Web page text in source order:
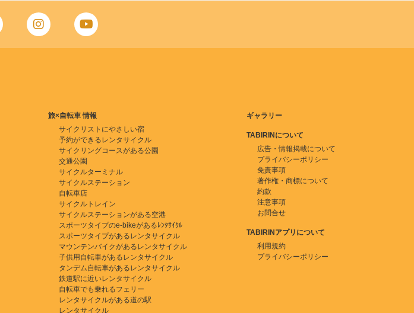
旅×自転車 情報
サイクリストにやさしい宿
予約ができるレンタサイクル
サイクリングコースがある公園
交通公園
サイクルターミナル
サイクルステーション
自転車店
サイクルトレイン
サイクルステーションがある空港
スポーツタイプのe-bikeがあるﾚﾝﾀｻｲｸﾙ
スポーツタイプがあるレンタサイクル
マウンテンバイクがあるレンタサイクル
子供用自転車があるレンタサイクル
タンデム自転車があるレンタサイクル
鉄道駅に近いレンタサイクル
自転車でも乗れるフェリー
レンタサイクルがある道の駅
レンタサイクル
ギャラリー
TABIRINについて
広告・情報掲載について
プライバシーポリシー
免責事項
著作権・商標について
約款
注意事項
お問合せ
TABIRINアプリについて
利用規約
プライバシーポリシー